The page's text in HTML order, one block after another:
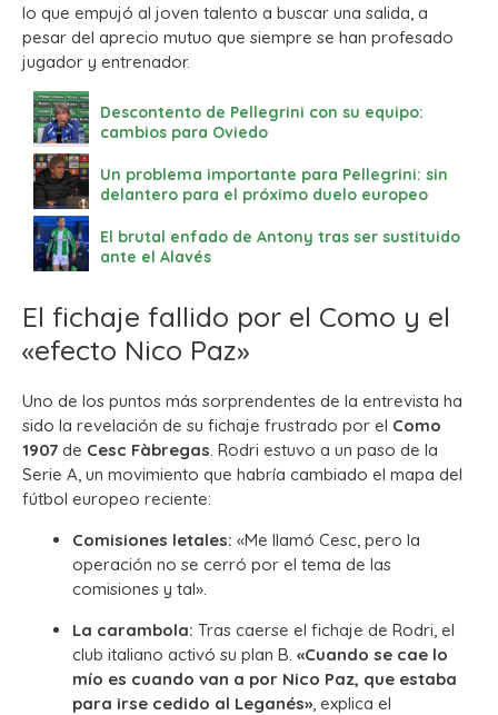
lo que empujó al joven talento a buscar una salida, a
pesar del aprecio mutuo que siempre se han profesado
jugador y entrenador.
Descontento de Pellegrini con su equipo:
cambios para Oviedo
Un problema importante para Pellegrini: sin
delantero para el próximo duelo europeo
El brutal enfado de Antony tras ser sustituido
ante el Alavés
El fichaje fallido por el Como y el
«efecto Nico Paz»
Uno de los puntos más sorprendentes de la entrevista ha
sido la revelación de su fichaje frustrado por el Como
1907 de Cesc Fàbregas . Rodri estuvo a un paso de la
Serie A, un movimiento que habría cambiado el mapa del
fútbol europeo reciente:
Comisiones letales: «Me llamó Cesc, pero la
operación no se cerró por el tema de las
comisiones y tal».
La carambola: Tras caerse el fichaje de Rodri, el
club italiano activó su plan B. «Cuando se cae lo
mío es cuando van a por Nico Paz, que estaba
para irse cedido al Leganés» , explica el